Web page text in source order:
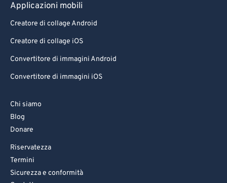
Applicazioni mobili
Creatore di collage Android
Creatore di collage iOS
Convertitore di immagini Android
Convertitore di immagini iOS
Chi siamo
Blog
Donare
Riservatezza
Termini
Sicurezza e conformità